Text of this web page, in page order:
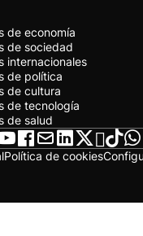
de economía
de sociedad
internacionales
de política
de cultura
de tecnología
de salud
Política de cookies